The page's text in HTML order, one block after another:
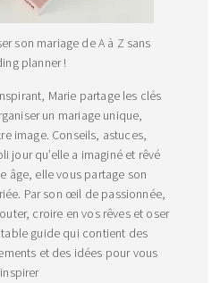
son mariage de A à Z sans
planner !
Marie partage les clés
un mariage unique,
image. Conseils, astuces,
jour qu’elle a imaginé et rêvé
âge, elle vous partage son
Par son œil de passionnée,
croire en vos rêves et oser
guide qui contient des
et des idées pour vous
inspirer